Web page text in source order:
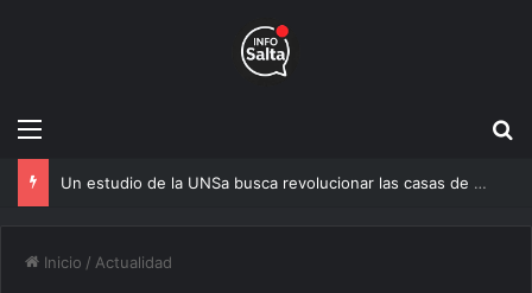
Menú
Un estudio de la UNSa busca revolucionar las casas de adobe y hacerlas más seguras
Inicio / Actualidad